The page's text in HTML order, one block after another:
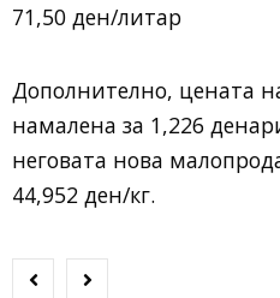
71,50 ден/литар
Дополнително, цената
намалена за 1,226
неговата нова
44,952 ден/кг.